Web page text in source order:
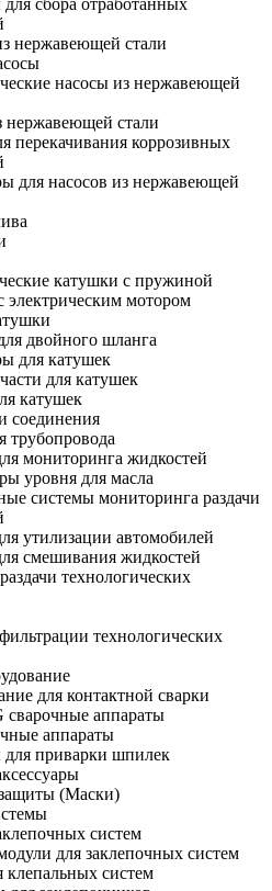
сбора отработанных
нержавеющей стали
насосы из нержавеющей
нержавеющей стали
перекачивания коррозивных
для насосов из нержавеющей
катушки с пружиной
электрическим мотором
двойного шланга
для катушек
для катушек
катушек
соединения
трубопровода
мониторинга жидкостей
уровня для масла
системы мониторинга раздачи
утилизации автомобилей
смешивания жидкостей
технологических
технологических
для контактной сварки
аппараты
аппараты
приварки шпилек
(Маски)
систем
для заклепочных систем
клепальных систем